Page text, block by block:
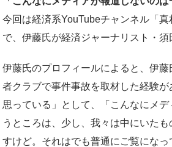
今回は経済系YouTubeチャンネル「
で、伊藤氏が経済ジャーナリスト・
伊藤氏のプロフィールによると、伊
者クラブで事件事故を取材した経験
思っている」として、「こんなにメ
うところは、少し、我々は中にいた
すけど。それはでも普通にご覧にな